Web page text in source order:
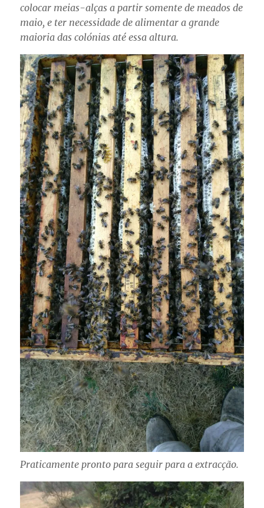
colocar meias-alças a partir somente de meados de
maio, e ter necessidade de alimentar a grande
maioria das colónias até essa altura.
Praticamente pronto para seguir para a extracção.